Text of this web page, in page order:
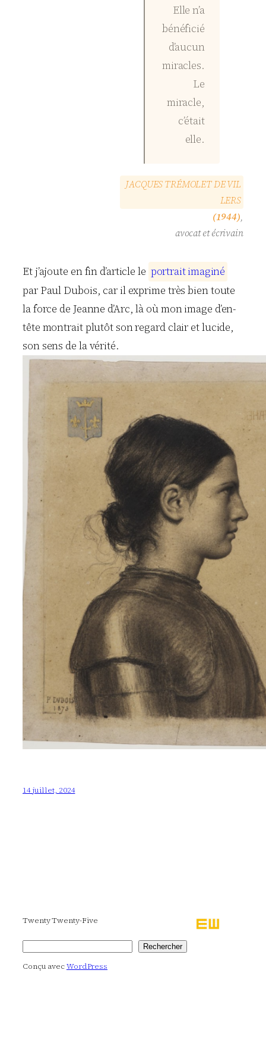
Elle n’a
bénéficié
d’aucun
miracles.
Le
miracle,
c’était
elle.
JACQUESTRÉMOLETDEVIL
LERS
(1944),
avocat et écrivain
Et j’ajoute en fin d’article le portraitimaginé
par Paul Dubois, car il exprime très bien toute
la force de Jeanne d’Arc, là où mon image d’en-
tête montrait plutôt son regard clair et lucide,
son sens de la vérité.
14 juillet, 2024
Twenty Twenty-Five
Rechercher
Conçu avecWordPress